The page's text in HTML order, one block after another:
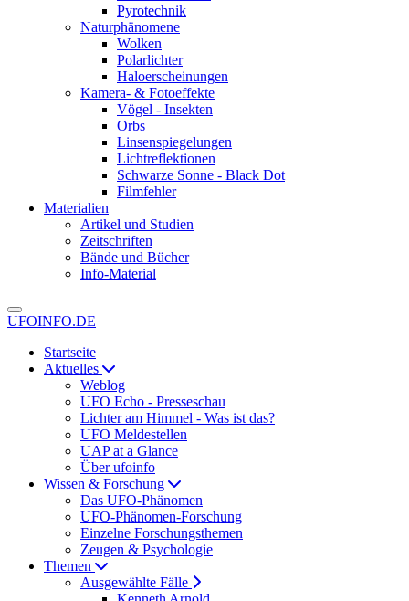
Pyrotechnik
Naturphänomene
Wolken
Polarlichter
Haloerscheinungen
Kamera- & Fotoeffekte
Vögel - Insekten
Orbs
Linsenspiegelungen
Lichtreflektionen
Schwarze Sonne - Black Dot
Filmfehler
Materialien
Artikel und Studien
Zeitschriften
Bände und Bücher
Info-Material
UFOINFO.DE
Startseite
Aktuelles
Weblog
UFO Echo - Presseschau
Lichter am Himmel - Was ist das?
UFO Meldestellen
UAP at a Glance
Über ufoinfo
Wissen & Forschung
Das UFO-Phänomen
UFO-Phänomen-Forschung
Einzelne Forschungsthemen
Zeugen & Psychologie
Themen
Ausgewählte Fälle